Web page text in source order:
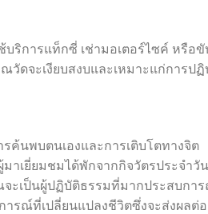
บริการแท็กซี่ เช่ามอเตอร์ไซค์ หรือขั
วัดจะเงียบสงบและเหมาะแก่การป
ค้นพบตนเองและการเติบโตทางจิต
เยี่ยมชมได้พักจากกิจวัตรประจำวั
ะเป็นผู้ปฏิบัติธรรมที่มากประสบกา
ารณ์ที่เปลี่ยนแปลงชีวิตซึ่งจะส่งผลต่อ